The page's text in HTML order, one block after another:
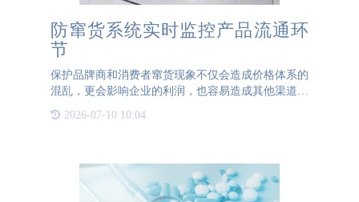
防窜货系统实时监控产品流通环
节
保护品牌商和消费者窜货现象不仅会造成价格体系的
混乱，更会影响企业的利润，也容易造成其他渠道经
失。使用防窜货系统后，奖产品的唯一身份码以二维
2026-07-10 10:04